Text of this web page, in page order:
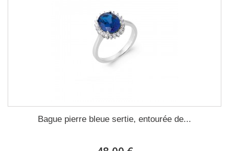
Bague pierre bleue sertie, entourée de...